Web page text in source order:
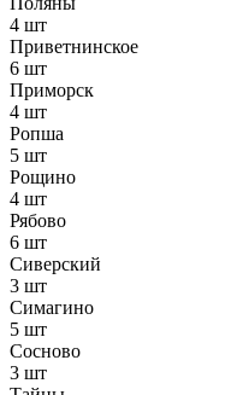
4 шт
Приветнинское
6 шт
Приморск
4 шт
Ропша
5 шт
Рощино
4 шт
Рябово
6 шт
Сиверский
3 шт
Симагино
5 шт
Сосново
3 шт